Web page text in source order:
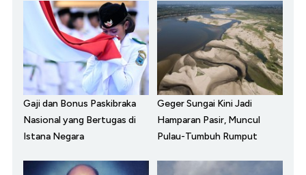
Gaji dan Bonus Paskibraka
Nasional yang Bertugas di
Istana Negara
Geger Sungai Kini Jadi
Hamparan Pasir, Muncul
Pulau-Tumbuh Rumput